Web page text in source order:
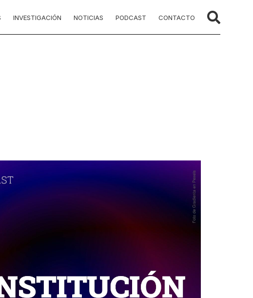
INVESTIGACIÓN NOTICIAS PODCAST CONTACTO